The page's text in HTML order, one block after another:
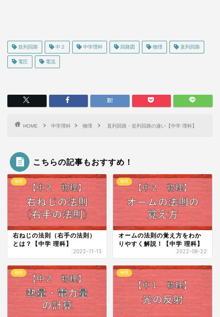
並列回路 中２ 中学理科 回路図 物理 直列回路
電圧 電流
HOME 中学理科 物理 直列回路・並列回路の違い【中学 理科】
こちらの記事もおすすめ！
物理
右ねじの法則（右手の法則）
とは？【中学 理科】
2022-11-13
物理
オームの法則の覚え方をわか
りやすく解説！【中学 理科】
2022-08-22
物理 物理